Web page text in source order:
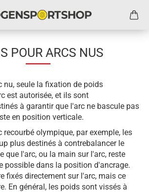
POUR ARCS NUS
nu, seule la fixation de poids
est autorisée, et ils sont
à garantir que l'arc ne bascule pas
en position verticale.
recourbé olympique, par exemple, les
plus destinés à contrebalancer le
que l'arc, ou la main sur l'arc, reste
possible dans la position d'ancrage.
fixés directement sur l'arc, mais ce
En général, les poids sont vissés à